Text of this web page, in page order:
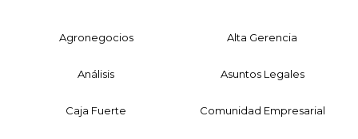
Agronegocios Alta Gerencia
Análisis Asuntos Legales
Caja Fuerte Comunidad Empresarial